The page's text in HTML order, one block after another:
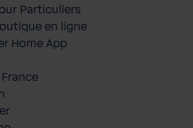
Particuliers
en ligne
Home App